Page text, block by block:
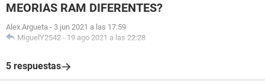
MEORIAS RAM DIFERENTES?
Alex.Argueta - 3 jun 2021 a las 17:59
MiguelY2542 - 19 ago 2021 a las 22:28
5 respuestas